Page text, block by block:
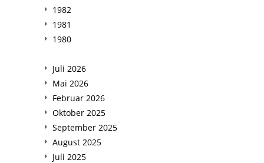
1982
1981
1980
Juli 2026
Mai 2026
Februar 2026
Oktober 2025
September 2025
August 2025
Juli 2025